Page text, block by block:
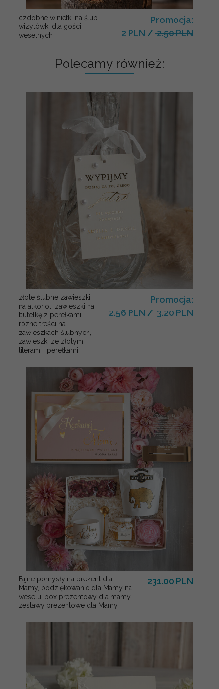
ozdobne winietki na ślub
wizytówki dla gości
weselnych
Promocja:
2 PLN / 2.50 PLN
Polecamy również:
złote ślubne zawieszki
na alkohol, zawieszki na
butelkę z perełkami,
rózne treści na
zawieszkach ślubnych,
zawieszki ze złotymi
literami i perełkami
Promocja:
2.56 PLN / 3.20 PLN
Fajne pomysły na prezent dla
Mamy, podziękowanie dla Mamy na
weselu, box prezentowy dla mamy,
zestawy prezentowe dla Mamy
231.00 PLN